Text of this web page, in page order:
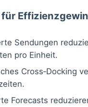
für
Sendungen
pro Einheit.
Cross‑Docking
Forecasts